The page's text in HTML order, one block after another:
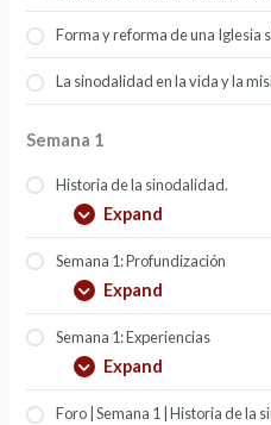
Forma y reforma de una Iglesia
La sinodalidad en la vida y la
Semana 1
Historia de la sinodalidad.
Expand
Semana 1: Profundización
Expand
Semana 1: Experiencias
Expand
Foro | Semana 1 | Historia de la